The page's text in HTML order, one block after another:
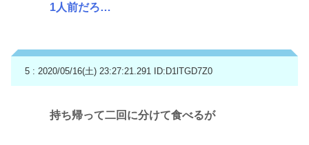
1人前だろ…
5 : 2020/05/16(土) 23:27:21.291 ID:D1lTGD7Z0
持ち帰って二回に分けて食べるが